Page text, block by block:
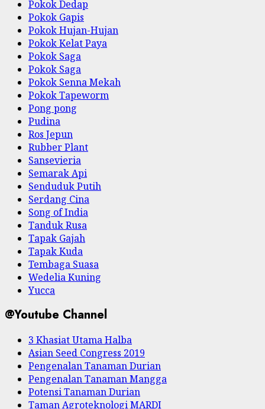
Pokok Dedap
Pokok Gapis
Pokok Hujan-Hujan
Pokok Kelat Paya
Pokok Saga
Pokok Saga
Pokok Senna Mekah
Pokok Tapeworm
Pong pong
Pudina
Ros Jepun
Rubber Plant
Sansevieria
Semarak Api
Senduduk Putih
Serdang Cina
Song of India
Tanduk Rusa
Tapak Gajah
Tapak Kuda
Tembaga Suasa
Wedelia Kuning
Yucca
@Youtube Channel
3 Khasiat Utama Halba
Asian Seed Congress 2019
Pengenalan Tanaman Durian
Pengenalan Tanaman Mangga
Potensi Tanaman Durian
Taman Agroteknologi MARDI